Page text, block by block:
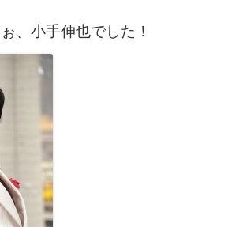
、小手伸也でした！